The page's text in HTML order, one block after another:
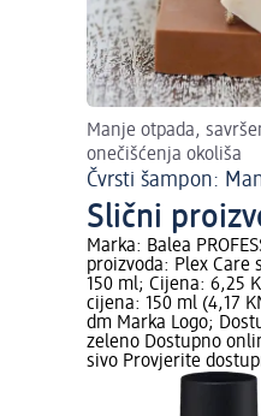
Manje otpada,
onečišćenja okoliša
Čvrsti šampon:
Slični
Marka: Balea
proizvoda: Plex Care
150 ml; Cijena: 6,25
cijena: 150 ml (4,17
dm Marka Logo;
zeleno Dostupno
sivo Provjerite